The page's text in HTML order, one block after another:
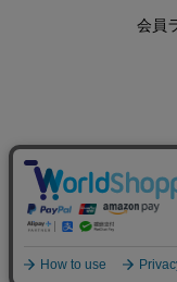
会員